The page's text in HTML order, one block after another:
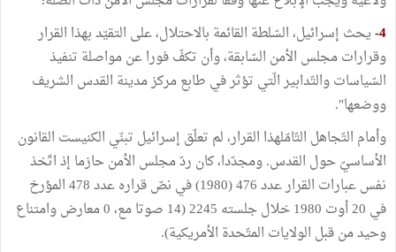
4- يحث إسرائيل، السّلطة القائمة بالاحتلال، على التقيّد بهذا القرار
وقرارات مجلس الأمن السّابقة، وأن تكفّ فورا عن مواصلة تنفيذ
السّياسات والتّدابير الّتي تؤثر في طابع مركز مدينة القدس الشريف
ووضعها".
وأمام التّجاهل التّامّلهذا القرار، لم تعلّق إسرائيل تبنّي الكنيست القانون
الأساسيّ حول القدس. ومجدّدا، كان ردّ مجلس الأمن حازما إذ اتّخذ
نفس عبارات القرار عدد 476 (1980) في نصّ قراره عدد 478 المؤرخ
في 20 أوت 1980 خلال جلسته 2245 (14 صوتا مع، 0 معارض وامتناع
وحيد من قبل الولايات المتّحدة الأمريكية).